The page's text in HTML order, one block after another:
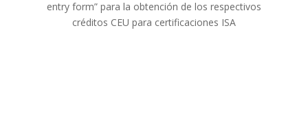
entry form” para la obtención de los respectivos
créditos CEU para certificaciones ISA